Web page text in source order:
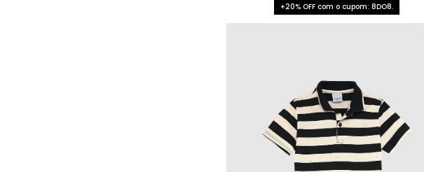
+20% OFF com o cupom: 8DO8.